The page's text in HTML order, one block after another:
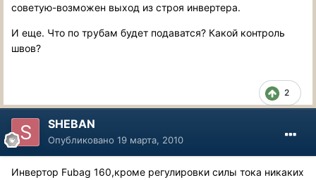
советую-возможен выход из строя инвертера.
И еще. Что по трубам будет подаватся? Какой контроль
швов?
2
SHEBAN
Опубликовано 19 марта, 2010
Инвертор Fubag 160,кроме регулировки силы тока никаких